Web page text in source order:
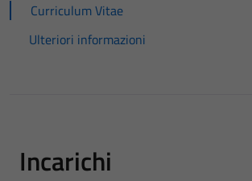
Curriculum Vitae
Ulteriori informazioni
Incarichi